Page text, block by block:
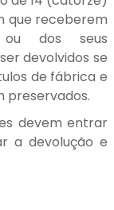
que receberem
ou dos seus
devolvidos se
de fábrica e
preservados.
devem entrar
a devolução e